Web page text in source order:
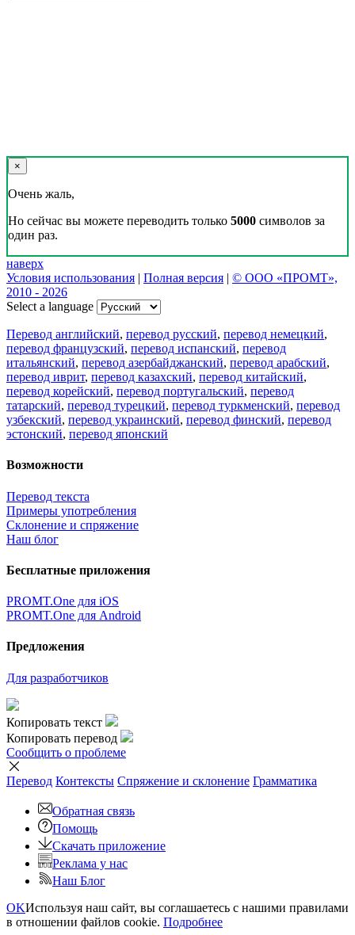
×
Очень жаль,
Но сейчас вы можете переводить только 5000 символов за
один раз.
наверх
Условия использования | Полная версия | © ООО «ПРОМТ»,
2010 - 2026
Select a language
Перевод английский, перевод русский, перевод немецкий,
перевод французский, перевод испанский, перевод
итальянский, перевод азербайджанский, перевод арабский,
перевод иврит, перевод казахский, перевод китайский,
перевод корейский, перевод португальский, перевод
татарский, перевод турецкий, перевод туркменский, перевод
узбекский, перевод украинский, перевод финский, перевод
эстонский, перевод японский
Возможности
Перевод текста
Примеры употребления
Склонение и спряжение
Наш блог
Бесплатные приложения
PROMT.One для iOS
PROMT.One для Android
Предложения
Для разработчиков
Копировать текст
Копировать перевод
Сообщить о проблеме
Перевод Контексты Спряжение и склонение Грамматика
Обратная связь
Помощь
Скачать приложение
Реклама у нас
Наш Блог
OKИспользуя наш сайт, вы соглашаетесь с нашими правилами
в отношении файлов cookie. Подробнее